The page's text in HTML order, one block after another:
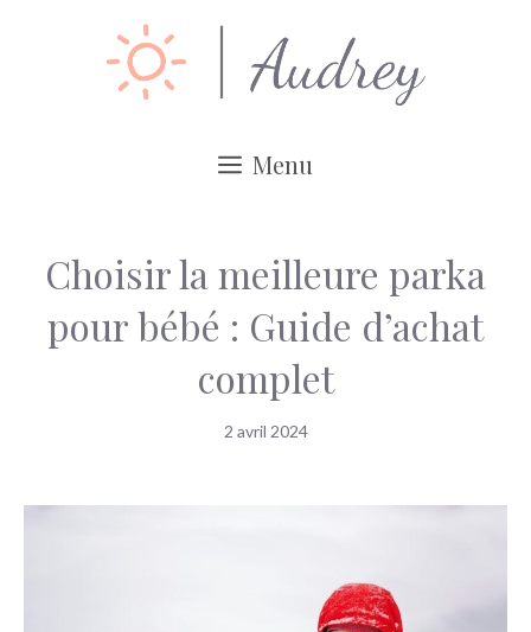
Menu
Choisir la meilleure parka
pour bébé : Guide d’achat
complet
2 avril 2024